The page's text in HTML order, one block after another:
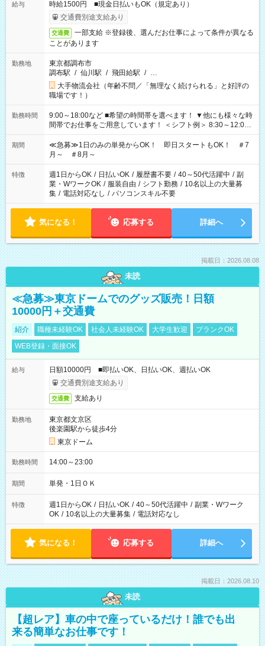
給与
時給1500円 ■現金日払いもOK（規定あり）
交通費別途支給あり
交通費
一部支給 ※登録後、選んだお仕事によって条件が異なる
ことがあります
勤務地
東京都調布市
調布駅 / 仙川駅 / 飛田給駅 / …
大手物流会社（年齢不問／「無理なく続けられる」と好評の
職場です！）
勤務時間
9:00～18:00など ■希望の時間帯を選べます！ ▼他にも様々な時
間帯でお仕事をご用意しています！ ＜シフト例＞ 8:30～12:00
17:00～22:00 13:00～22:00 22:00～翌6:00 など
期間
≪急募≫1日のみの単発からOK！ 即日スタートもOK！ ＃7
月～ ＃8月～
特徴 週1日からOK / 日払いOK / 履歴書不要 / 40～50代活躍中 / 副
業・WワークOK / 服装自由 / シフト勤務 / 10名以上の大量募
集 / 電話対応なし / パソコンスキル不要
気になる！ 応募する 詳細へ
掲載日：2026.08.08
未読
≪急募≫東京ドームでのグッズ販売！日額
10000円＋交通費
紹介 職種未経験OK 社会人未経験OK 大学生歓迎
ブランクOK
WEB登録・面接OK
給与
日額10000円 ■即払いOK、日払いOK、週払いOK
交通費別途支給あり
交通費 支給あり
勤務地
東京都文京区
後楽園駅から徒歩4分
東京ドーム
勤務時間 14:00～23:00
期間 単発・1日ＯＫ
特徴 週1日からOK / 日払いOK / 40～50代活躍中 / 副業・Wワーク
OK / 10名以上の大量募集 / 電話対応なし
気になる！ 応募する 詳細へ
掲載日：2026.08.10
未読
【超レア】車の中で座っているだけ！誰でも出
来る簡単なお仕事です！